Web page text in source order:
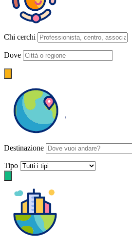
Chi cerchi
Dove
Destinazione
Tipo